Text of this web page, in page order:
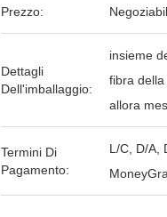
Prezzo:
Dettagli
Dell'imballaggio:
insieme
fibra della
allora
Termini Di
Pagamento:
L/C, D/A,